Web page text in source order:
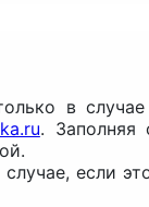
в
. Заполняя
если